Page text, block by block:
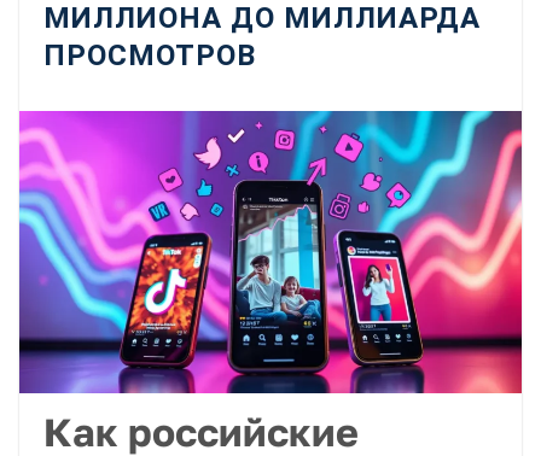
МИЛЛИОНА ДО МИЛЛИАРДА
ПРОСМОТРОВ
Как российские